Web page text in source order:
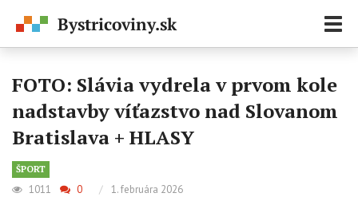
FOTO: Slávia vydrela v prvom kole
nadstavby víťazstvo nad Slovanom
Bratislava + HLASY
ŠPORT
1011 0 / 1. februára 2026